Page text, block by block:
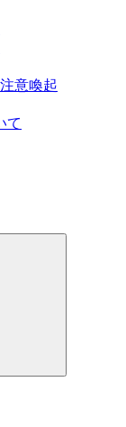
意喚起
て